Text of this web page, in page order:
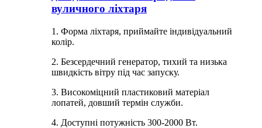
вуличного ліхтаря
1. Форма ліхтаря, приймайте індивідуальний
колір.
2. Безсердечний генератор, тихий та низька
швидкість вітру під час запуску.
3. Високоміцний пластиковий матеріал
лопатей, довший термін служби.
4. Доступні потужність 300-2000 Вт.